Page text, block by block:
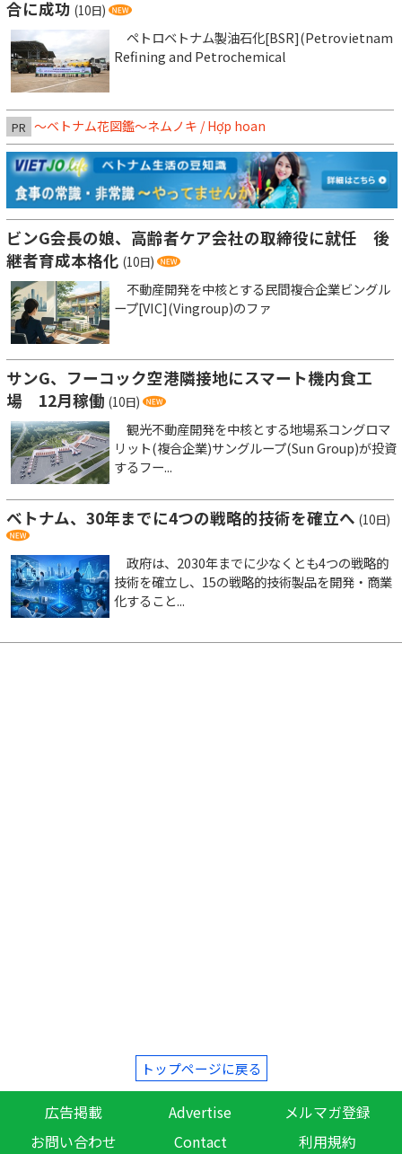
合に成功 (10日)
ペトロベトナム製油石化[BSR](Petrovietnam
Refining and Petrochemical
PR ～ベトナム花図鑑～ネムノキ / Hợp hoan
ビンG会長の娘、高齢者ケア会社の取締役に就任 後
継者育成本格化 (10日)
不動産開発を中核とする民間複合企業ビングル
ープ[VIC](Vingroup)のファ
サンG、フーコック空港隣接地にスマート機内食工
場 12月稼働 (10日)
観光不動産開発を中核とする地場系コングロマ
リット(複合企業)サングループ(Sun Group)が投資
するフー...
ベトナム、30年までに4つの戦略的技術を確立へ (10日)
政府は、2030年までに少なくとも4つの戦略的
技術を確立し、15の戦略的技術製品を開発・商業
化すること...
トップページに戻る
広告掲載 Advertise
メルマガ登録
お問い合わせ
Contact 利用規約